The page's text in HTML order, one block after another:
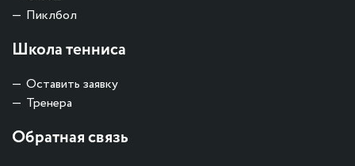
Пиклбол
Школа тенниса
Оставить заявку
Тренера
Обратная связь